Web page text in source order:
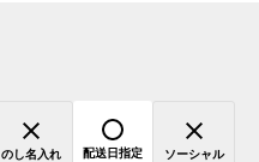
のし名入れ 配送日指定
ソーシャル